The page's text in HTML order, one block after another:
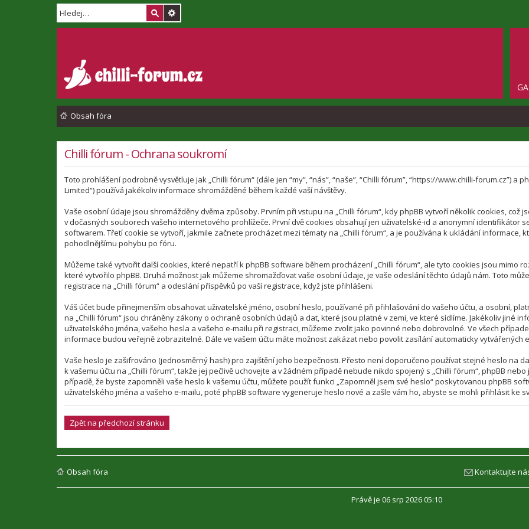
Obsah fóra
Chilli fórum - Ochrana soukromí
Toto prohlášení podrobně vysvětluje jak „Chilli fórum“ (dále jen “my”, “nás”, “naše”, “Chilli fórum”, “https://www.chilli-forum.cz”) a
Limited“) používá jakékoliv informace shromážděné během každé vaší návštěvy.
Vaše osobní údaje jsou shromážděny dvěma způsoby. Prvním při vstupu na „Chilli fórum“, kdy phpBB vytvoří několik cookies,
v dočasných souborech vašeho internetového prohlížeče. První dvě cookies obsahují jen uživatelské-id a anonymní identifikátor
softwarem. Třetí cookie se vytvoří, jakmile začnete procházet mezi tématy na „Chilli fórum“, a je používána k ukládání informace,
pohodlnějšímu pohybu po fóru.
Můžeme také vytvořit další cookies, které nepatří k phpBB software během procházení „Chilli fórum“, ale tyto cookies jsou mimo
které vytvořilo phpBB. Druhá možnost jak můžeme shromažďovat vaše osobní údaje, je vaše odeslání těchto údajů nám. Toto
registrace na „Chilli fórum“ a odeslání příspěvků po vaší registrace, když jste přihlášeni.
Váš účet bude přinejmenším obsahovat uživatelské jméno, osobní heslo, používané při přihlašování do vašeho účtu, a osobní,
na „Chilli fórum“ jsou chráněny zákony o ochraně osobních údajů a dat, které jsou platné v zemi, ve které sídlíme. Jakékoliv jiné
uživatelského jména, vašeho hesla a vašeho e-mailu při registraci, můžeme zvolit jako povinné nebo dobrovolné. Ve všech
informace budou veřejně zobrazitelné. Dále ve vašem účtu máte možnost zakázat nebo povolit zasílání automaticky vytvářených
Vaše heslo je zašifrováno (jednosměrný hash) pro zajištění jeho bezpečnosti. Přesto není doporučeno používat stejné heslo na
k vašemu účtu na „Chilli fórum“, takže jej pečlivě uchovejte a v žádném případě nebude nikdo spojený s „Chilli fórum“, phpBB
případě, že byste zapomněli vaše heslo k vašemu účtu, můžete použít funkci „Zapomněl jsem své heslo“ poskytovanou phpBB
uživatelského jména a vašeho e-mailu, poté phpBB software vygeneruje heslo nové a zašle vám ho, abyste se mohli přihlásit ke
Zpět na předchozí stránku
Obsah fóra Kontaktujte
Právě je 06 srp 2026 05:10